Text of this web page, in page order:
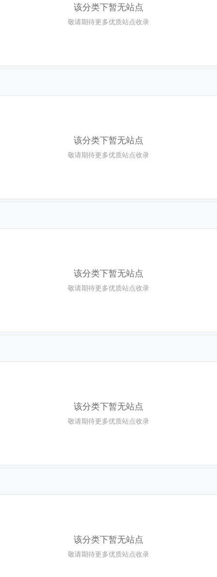
该分类下暂无站点
敬请期待更多优质站点收录
该分类下暂无站点
敬请期待更多优质站点收录
该分类下暂无站点
敬请期待更多优质站点收录
该分类下暂无站点
敬请期待更多优质站点收录
该分类下暂无站点
敬请期待更多优质站点收录